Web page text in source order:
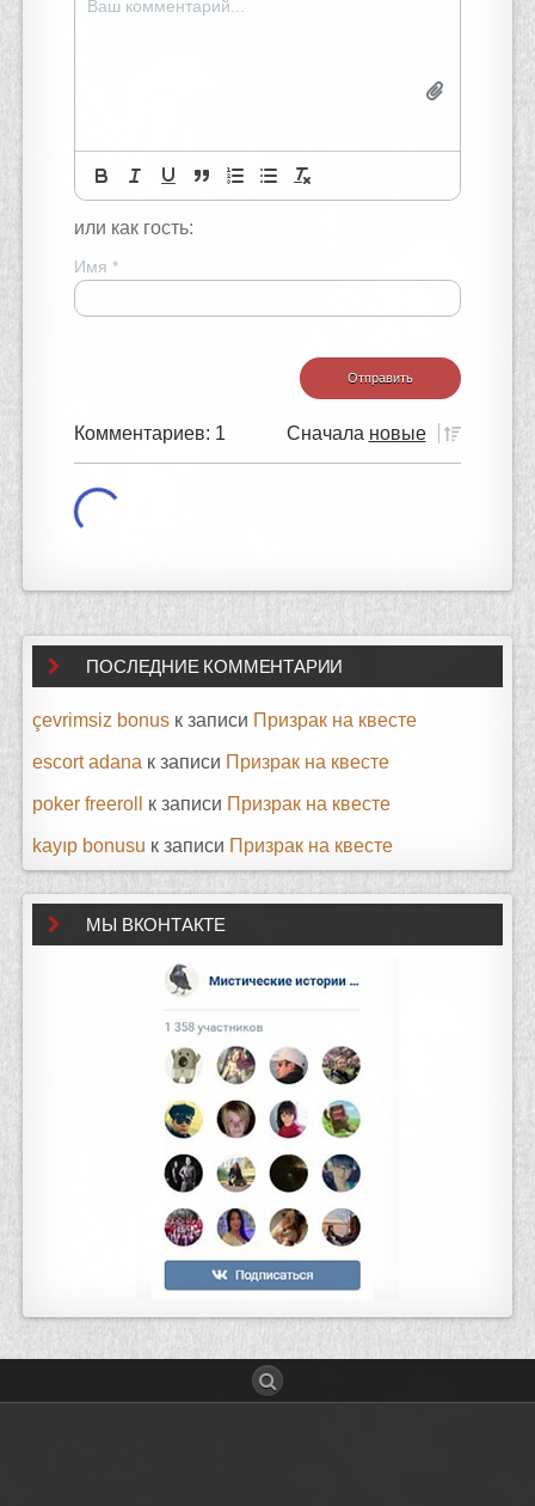
или как гость:
Имя *
Комментариев: 1 Сначала новые
ПОСЛЕДНИЕ КОММЕНТАРИИ
çevrimsiz bonus к записи Призрак на квесте
escort adana к записи Призрак на квесте
poker freeroll к записи Призрак на квесте
kayıp bonusu к записи Призрак на квесте
МЫ ВКОНТАКТЕ